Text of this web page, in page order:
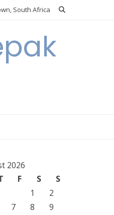
South Africa
2026
F S
S
1
2
7 8
9